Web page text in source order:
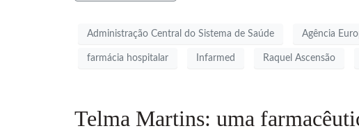
Administração Central do Sistema de Saúde Agência
farmácia hospitalar Infarmed Raquel Ascensão
Telma Martins: uma